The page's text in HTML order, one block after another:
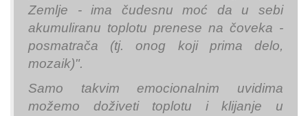
Zemlje - ima čudesnu moć da u sebi
akumuliranu toplotu prenese na čoveka -
posmatrača (tj. onog koji prima delo,
mozaik)".
Samo takvim emocionalnim uvidima
možemo doživeti toplotu i klijanje u